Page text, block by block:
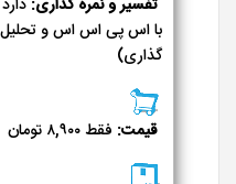
تفسیر و نمره گذاری:
با اس پی اس اس و تحلیل
گذاری)
قیمت: فقط ۸,۹۰۰ تومان